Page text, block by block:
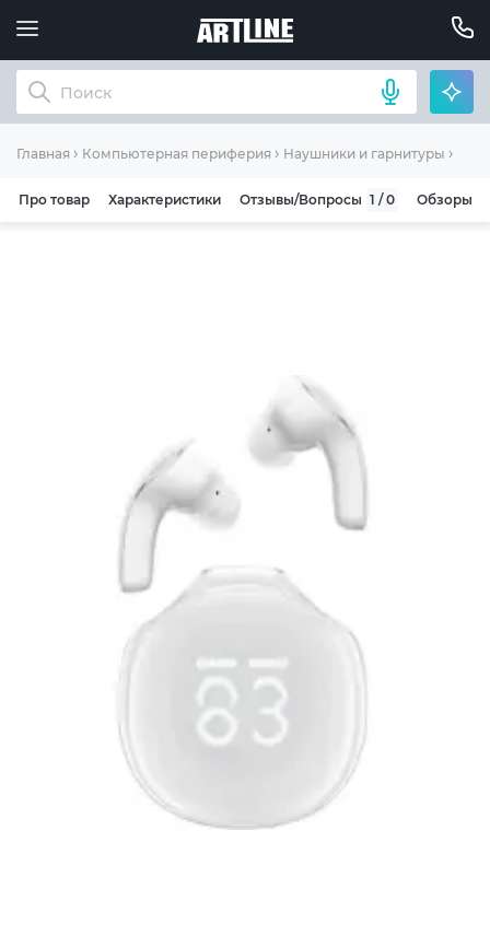
Главная Компьютерная периферия Наушники и гарнитуры
Про товар Характеристики Отзывы/Вопросы 1 / 0 Обзоры